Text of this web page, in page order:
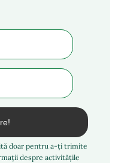
doar pentru a-ți trimite
despre activitățile